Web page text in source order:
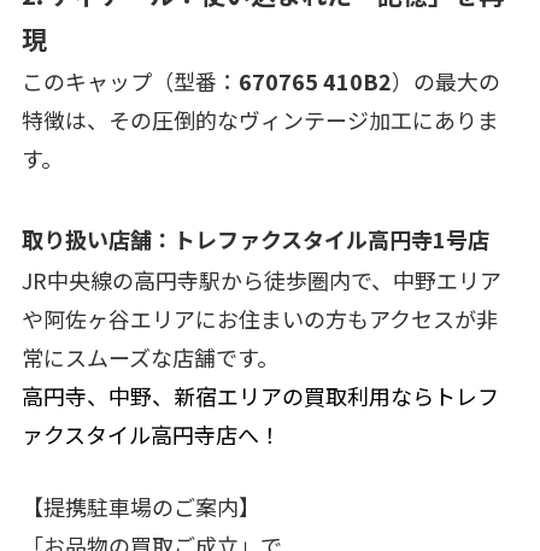
現
このキャップ（型番： 670765 410B2）の最大の
特徴は、その圧倒的なヴィンテージ加工にありま
す。
取り扱い店舗：トレファクスタイル高円寺1号店
JR中央線の高円寺駅から徒歩圏内で、中野エリア
や阿佐ヶ谷エリアにお住まいの方もアクセスが非
常にスムーズな店舗です。
高円寺、中野、新宿エリアの買取利用ならトレフ
ァクスタイル高円寺店へ！
【提携駐車場のご案内】